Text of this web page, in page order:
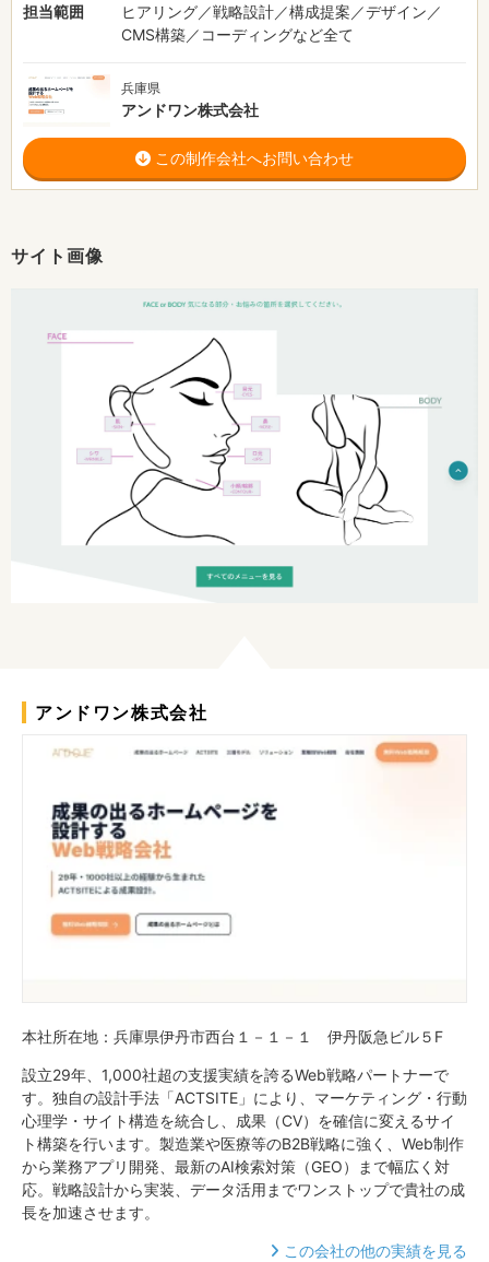
サイト画像
担当範囲
ヒアリング／戦略設計／構成提案／デザイン／
CMS構築／コーディングなど全て
兵庫県
アンドワン株式会社
この制作会社へお問い合わせ
アンドワン株式会社
本社所在地：兵庫県伊丹市西台１－１－１ 伊丹阪急ビル５F
設立29年、1,000社超の支援実績を誇るWeb戦略パートナーで
す。独自の設計手法「ACTSITE」により、マーケティング・行動
心理学・サイト構造を統合し、成果（CV）を確信に変えるサイ
ト構築を行います。製造業や医療等のB2B戦略に強く、Web制作
から業務アプリ開発、最新のAI検索対策（GEO）まで幅広く対
応。戦略設計から実装、データ活用までワンストップで貴社の成
長を加速させます。
この会社の他の実績を見る